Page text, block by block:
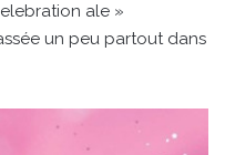
ale »
un peu partout dans